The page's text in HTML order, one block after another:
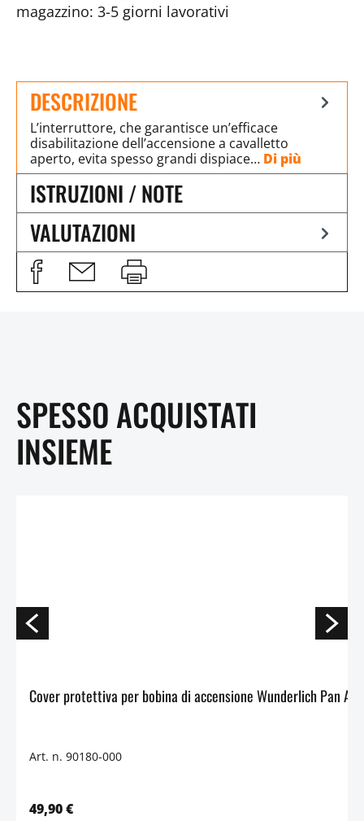
magazzino: 3-5 giorni lavorativi
DESCRIZIONE
L’interruttore, che garantisce un’efficace
disabilitazione dell’accensione a cavalletto
aperto, evita spesso grandi dispiace… Di più
ISTRUZIONI / NOTE
VALUTAZIONI
SPESSO ACQUISTATI
INSIEME
Art. n. 90180-000
49,90 €